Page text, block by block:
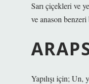
Sarı çiçekleri ve
ve anason
Yapılışı için; Un,